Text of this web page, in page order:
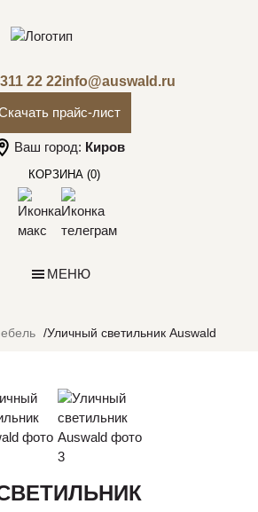
22 22info@auswald.ru
прайс-лист
Ваш город: Киров
КОРЗИНА (0)
МЕНЮ
Уличный светильник Auswald